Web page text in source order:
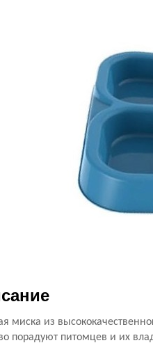
миска из
порадуют питомцев и их